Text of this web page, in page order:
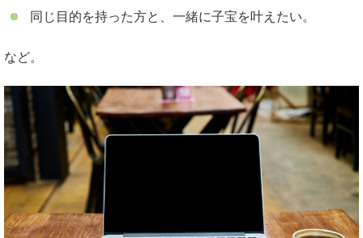
同じ目的を持った方と、一緒に子宝を叶えたい。
など。